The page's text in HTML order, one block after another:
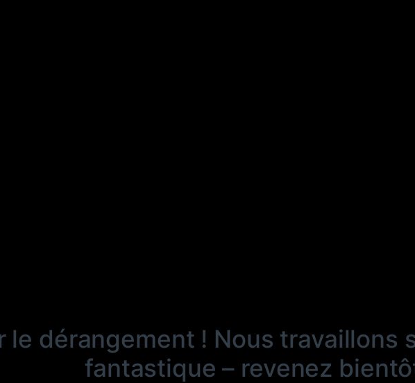
le dérangement ! Nous travaillons
fantastique – revenez